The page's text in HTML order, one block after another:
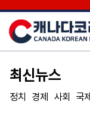
최신뉴스
정치 경제 사회 국제